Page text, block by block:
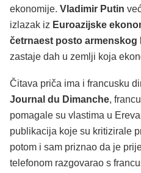
ekonomije. Vladimir Putin
izlazak iz Euroazijske
četrnaest posto armenskog
zastaje dah u zemlji koja
Čitava priča ima i francusku
Journal du Dimanche,
pomagale su vlastima u
publikacija koje su kritizirale
potom i sam priznao da je
telefonom razgovarao s